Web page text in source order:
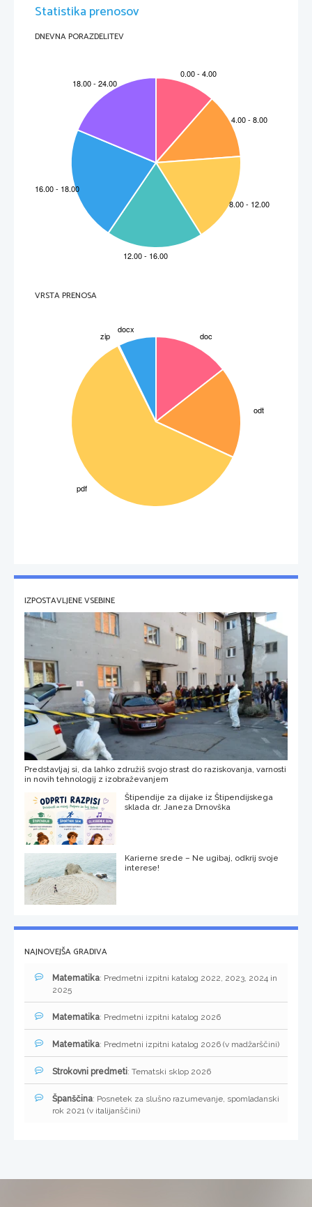
V četrtek 25. oktobra, smo se odpravili na ekskurzijo v Ptuj. Kot vedno smo se
najprej okrepčali z malico, potem pa smo si ogledali ptujski grad in mesto.
Sledil je ogled Ptujske vinske kleti, z znamenitim lesenim sodom, v katerem točijo
vino. Najbolj zanimiva je vsekakor bila degustacija vina.
Pot nas je vodila naprej na govedorejsko kmetijo Zidanič Ivana v Drstelju. Kmetija
je velika, sodobno opremljena. V hlevu so živali večinoma črnobele pasme, nekaj
pa je tudi lisaste. Imajo prosto rejo, molža pa poteka s pomočjo robota. Z
delovanjem robota so zelo zadovoljni. Vsaki novosti v hlevu pa se je potrebno
prilagoditi, tako ljudje kot živali  in ji dati svoj čas.
Naslednja postaja je bila na vrtnarski kmetiji. Resnično smo imeli kaj videti. Vse je
bilo v cvetju, pripravljeno na praznik dneva mrtvih. Mnogo cvetja je odšlo z nami
Sledila je zadnja postaja, kot vedno najbolj naporna. Seveda za ene bolj, druge pa
manj. Pozno kosilo smo imeli na turistični kmetiji Lovrenc Ivan na Janževskem
vrhu. Gospodar nas pričakal kot se spodobi, z aperitivom in polnim košem smeha.
Po dobri večerji je sledila še degustacija vin, kar je nekaterim našim udeležencem
bilo zelo na kožo pisano. Po mukotrpnem pregovarjanju, da bi se pa le odpovedali
zadnjemu kozarcu vina, smo končno le bili vsi prisotni na avtobusu.
Nismo bili žejni, niti lačni, bili pa smo polni dobrih vtisov. Preživeli smo prijeten
dan, kjer je lahko vsak našel nekaj zase. Torej dobra popotnica tudi za letošnje
Statistika prenosov
DNEVNA PORAZDELITEV
VRSTA PRENOSA
IZPOSTAVLJENE VSEBINE
Predstavljaj si, da lahko združiš svojo strast do raziskovanja, varnosti
in novih tehnologij z izobraževanjem
Štipendije za dijake iz Štipendijskega
sklada dr. Janeza Drnovška
Karierne srede – Ne ugibaj, odkrij svoje
interese!
NAJNOVEJŠA GRADIVA
Matematika: Predmetni izpitni katalog 2022, 2023, 2024 in
2025
Matematika: Predmetni izpitni katalog 2026
Matematika: Predmetni izpitni katalog 2026 (v madžarščini)
Strokovni predmeti: Tematski sklop 2026
Španščina: Posnetek za slušno razumevanje, spomladanski
rok 2021 (v italijanščini)